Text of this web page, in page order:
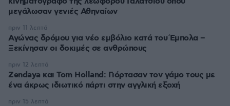
μεγάλωσαν γενιές Αθηναίων
Αγώνας δρόμου για νέο εμβόλιο κατά του Έμπολα –
Ξεκίνησαν οι δοκιμές σε ανθρώπους
πριν 11 λεπτά
Zendaya και Tom Holland: Γιόρτασαν τον γάμο τους με
ένα άκρως ιδιωτικό πάρτι στην αγγλική εξοχή
πριν 12 λεπτά
πριν 15 λεπτά